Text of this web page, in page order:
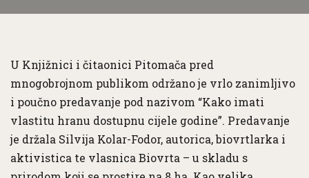
U Knjižnici i čitaonici Pitomača pred
mnogobrojnom publikom održano je vrlo zanimljivo
i poučno predavanje pod nazivom “Kako imati
vlastitu hranu dostupnu cijele godine”. Predavanje
je držala Silvija Kolar-Fodor, autorica, biovrtlarka i
aktivistica te vlasnica Biovrta – u skladu s